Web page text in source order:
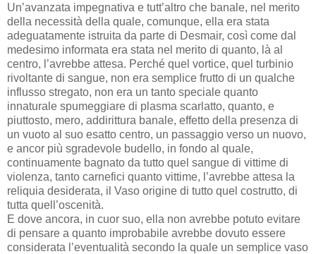
Un’avanzata impegnativa e tutt’altro che banale, nel merito
della necessità della quale, comunque, ella era stata
adeguatamente istruita da parte di Desmair, così come dal
medesimo informata era stata nel merito di quanto, là al
centro, l’avrebbe attesa. Perché quel vortice, quel turbinio
rivoltante di sangue, non era semplice frutto di un qualche
influsso stregato, non era un tanto speciale quanto
innaturale spumeggiare di plasma scarlatto, quanto, e
piuttosto, mero, addirittura banale, effetto della presenza di
un vuoto al suo esatto centro, un passaggio verso un nuovo,
e ancor più sgradevole budello, in fondo al quale,
continuamente bagnato da tutto quel sangue di vittime di
violenza, tanto carnefici quanto vittime, l’avrebbe attesa la
reliquia desiderata, il Vaso origine di tutto quel costrutto, di
tutta quell’oscenità.
E dove ancora, in cuor suo, ella non avrebbe potuto evitare
di pensare a quanto improbabile avrebbe dovuto essere
considerata l’eventualità secondo la quale un semplice vaso